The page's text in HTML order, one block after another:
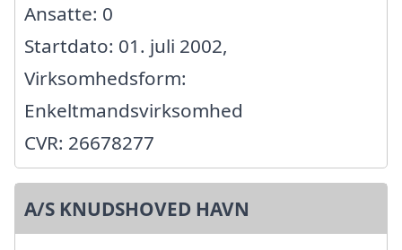
Ansatte: 0
Startdato: 01. juli 2002,
Virksomhedsform:
Enkeltmandsvirksomhed
CVR: 26678277
A/S KNUDSHOVED HAVN